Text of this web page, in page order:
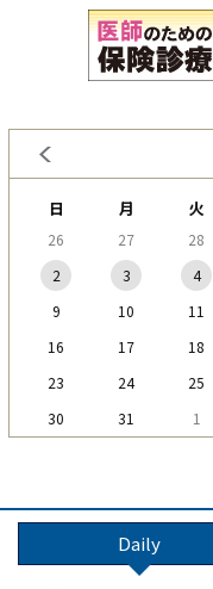
日 月 火
26 27 28
2
3 4
9
10 11
16
17 18
23
24 25
30
31 1
Daily